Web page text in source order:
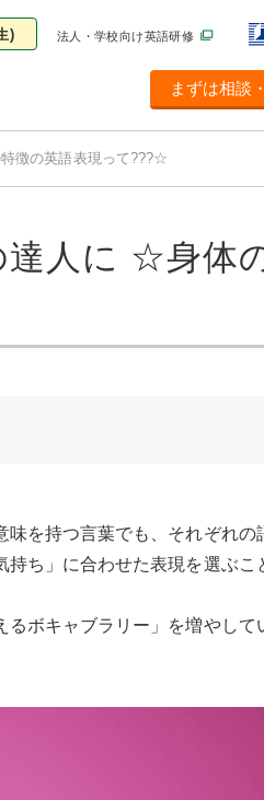
) 法人・学校向け英語研修
まずは相談
徴の英語表現って???☆
人に ☆身体
味を持つ言葉でも、それぞれの
ち」に合わせた表現を選ぶこ
ボキャブラリー」を増やして